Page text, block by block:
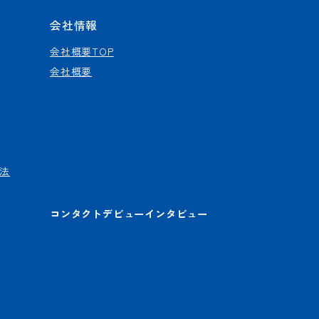
会社情報
会社概要TOP
会社概要
コンタクトデビューインタビュー